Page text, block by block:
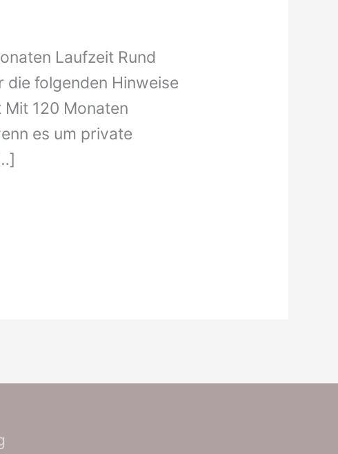
Laufzeit Rund
die folgenden Hinweise
120 Monaten
es um private